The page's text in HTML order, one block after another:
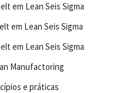
em Lean Seis Sigma
em Lean Seis Sigma
em Lean Seis Sigma
Manufactoring
e práticas